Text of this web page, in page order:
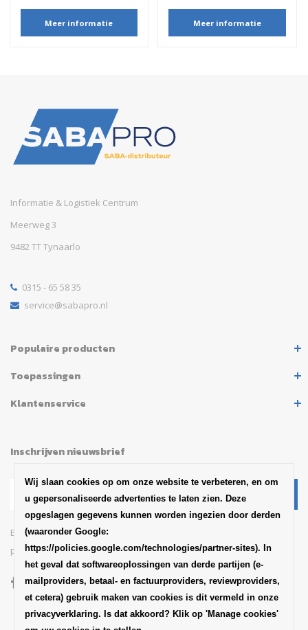
Meer informatie Meer informatie
Informatie & Logistiek Centrum
Meerweg 3
9482 TT Tynaarlo
0315 - 65 58 35
service@sabapro.nl
Populaire producten
Toepassingen
Klantenservice
Inschrijven nieuwsbrief
Blijf op de hoogte van het
productaankondigingen en updates van SABA
Wij slaan cookies op om onze website te verbeteren, en om
u gepersonaliseerde advertenties te laten zien. Deze
opgeslagen gegevens kunnen worden ingezien door derden
(waaronder Google:
https://policies.google.com/technologies/partner-sites). In
het geval dat softwareoplossingen van derde partijen (e-
mailproviders, betaal- en factuurproviders, reviewproviders,
et cetera) gebruik maken van cookies is dit vermeld in onze
privacyverklaring. Is dat akkoord? Klik op 'Manage cookies'